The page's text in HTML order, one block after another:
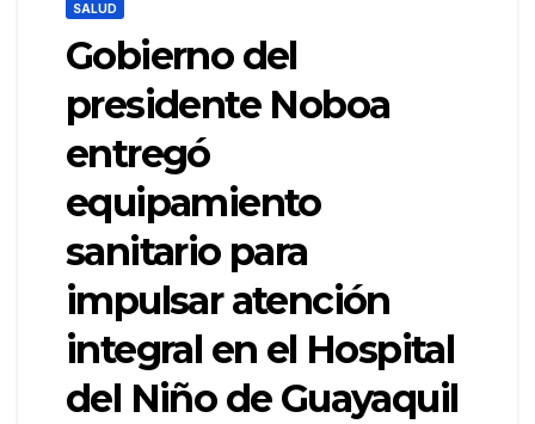
SALUD
Gobierno del
presidente Noboa
entregó
equipamiento
sanitario para
impulsar atención
integral en el Hospital
del Niño de Guayaquil